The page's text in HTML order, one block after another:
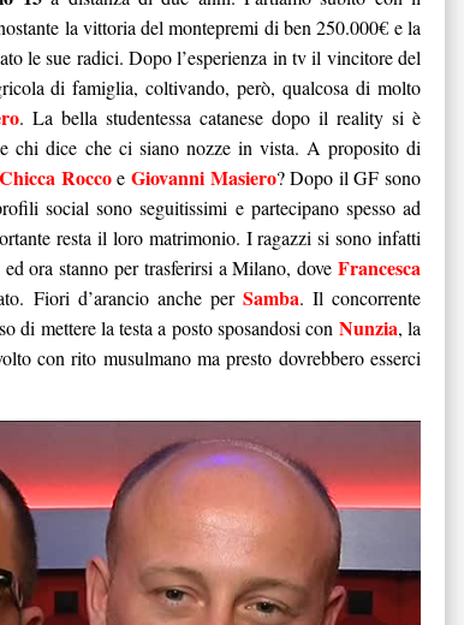
la vittoria del montepremi di ben 250.000€ e la
le sue radici. Dopo l’esperienza in tv il vincitore del
di famiglia, coltivando, però, qualcosa di molto
. La bella studentessa catanese dopo il reality si è
chi dice che ci siano nozze in vista. A proposito di
Chicca RoccoeGiovanni Masiero? Dopo il GF sono
social sono seguitissimi e partecipano spesso ad
resta il loro matrimonio. I ragazzi si sono infatti
ora stanno per trasferirsi a Milano, dove Francesca
Fiori d’arancio anche per Samba. Il concorrente
di mettere la testa a posto sposandosi con Nunzia, la
con rito musulmano ma presto dovrebbero esserci